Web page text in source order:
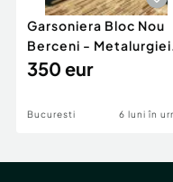
Garsoniera Bloc Nou
Berceni - Metalurgiei
Park - Postalionul
350 eur
Bucuresti 6 luni în